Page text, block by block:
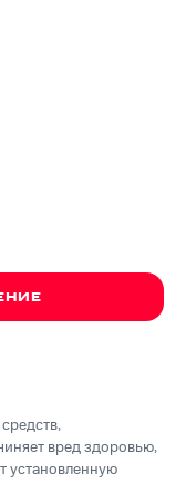
вред здоровью,
установленную